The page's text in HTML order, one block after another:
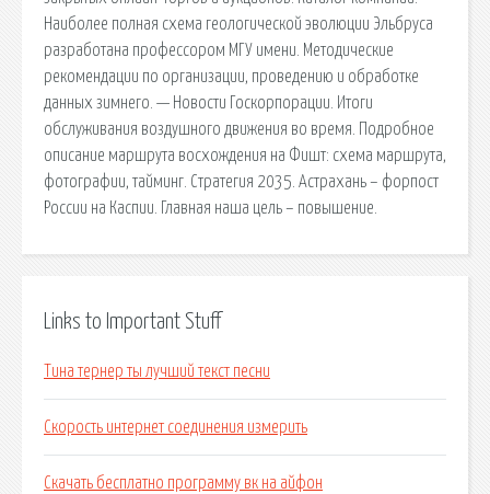
Наиболее полная схема геологической эволюции Эльбруса
разработана профессором МГУ имени. Методические
рекомендации по организации, проведению и обработке
данных зимнего. — Новости Госкорпорации. Итоги
обслуживания воздушного движения во время. Подробное
описание маршрута восхождения на Фишт: схема маршрута,
фотографии, тайминг. Стратегия 2035. Астрахань – форпост
России на Каспии. Главная наша цель – повышение.
Links to Important Stuff
Тина тернер ты лучший текст песни
Скорость интернет соединения измерить
Скачать бесплатно программу вк на айфон